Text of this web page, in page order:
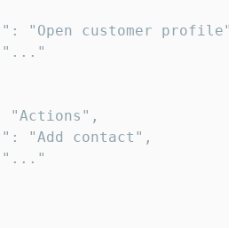
"Open customer
"Actions",
"Add contact",